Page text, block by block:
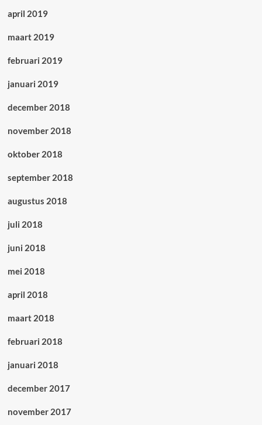
april 2019
maart 2019
februari 2019
januari 2019
december 2018
november 2018
oktober 2018
september 2018
augustus 2018
juli 2018
juni 2018
mei 2018
april 2018
maart 2018
februari 2018
januari 2018
december 2017
november 2017